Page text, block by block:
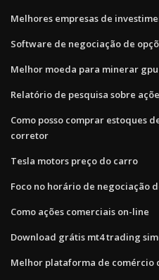
Melhores empresas de
Software de negociação de
Melhor moeda para minerar gpu
Relatório de pesquisa sobre
Como posso comprar estoques
corretor
Tesla motors preço do carro
Foco no horário de negociação
Como ações comerciais on-line
Download grátis mt4 trading
Melhor plataforma de comércio